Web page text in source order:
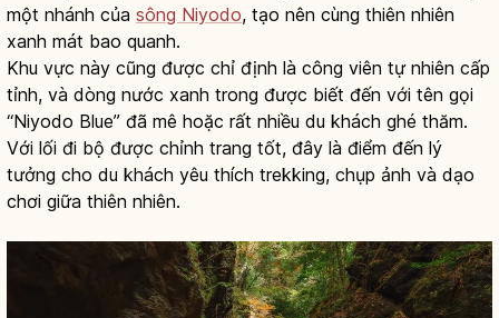
một nhánh của sông Niyodo, tạo nên cùng thiên nhiên
xanh mát bao quanh.
Khu vực này cũng được chỉ định là công viên tự nhiên cấp
tỉnh, và dòng nước xanh trong được biết đến với tên gọi
“Niyodo Blue” đã mê hoặc rất nhiều du khách ghé thăm.
Với lối đi bộ được chỉnh trang tốt, đây là điểm đến lý
tưởng cho du khách yêu thích trekking, chụp ảnh và dạo
chơi giữa thiên nhiên.